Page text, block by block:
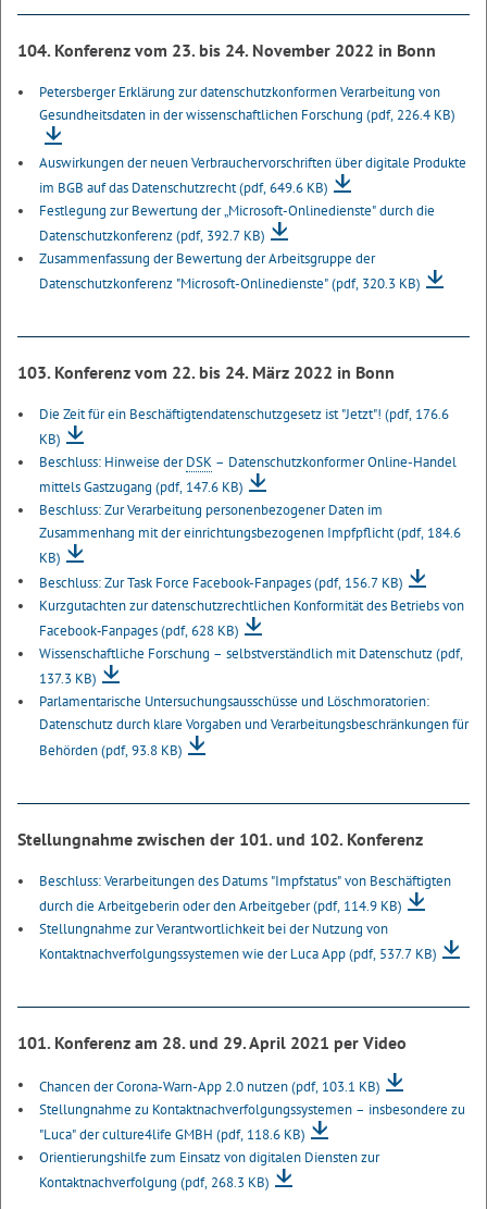
104. Konferenz vom 23. bis 24. November 2022 in Bonn
Petersberger Erklärung zur datenschutzkonformen Verarbeitung von
Gesundheitsdaten in der wissenschaftlichen Forschung (pdf, 226.4 KB)
Auswirkungen der neuen Verbrauchervorschriften über digitale Produkte
im BGB auf das Datenschutzrecht(pdf, 649.6 KB)
Festlegung zur Bewertung der „Microsoft-Onlinedienste" durch die
Datenschutzkonferenz(pdf, 392.7 KB)
Zusammenfassung der Bewertung der Arbeitsgruppe der
Datenschutzkonferenz "Microsoft-Onlinedienste"(pdf, 320.3 KB)
103. Konferenz vom 22. bis 24. März 2022 in Bonn
Die Zeit für ein Beschäftigtendatenschutzgesetz ist "Jetzt"! (pdf, 176.6
KB)
Beschluss: Hinweise derDSK – Datenschutzkonformer Online-Handel
mittels Gastzugang (pdf, 147.6 KB)
Beschluss: Zur Verarbeitung personenbezogener Daten im
Zusammenhang mit der einrichtungsbezogenen Impfpflicht(pdf, 184.6
KB)
Beschluss: Zur Task Force Facebook-Fanpages(pdf, 156.7 KB)
Kurzgutachten zur datenschutzrechtlichen Konformität des Betriebs von
Facebook‐Fanpages(pdf, 628 KB)
Wissenschaftliche Forschung – selbstverständlich mit Datenschutz(pdf,
137.3 KB)
Parlamentarische Untersuchungsausschüsse und Löschmoratorien:
Datenschutz durch klare Vorgaben und Verarbeitungsbeschränkungen für
Behörden(pdf, 93.8 KB)
Stellungnahme zwischen der 101. und 102. Konferenz
Beschluss: Verarbeitungen des Datums "Impfstatus" von Beschäftigten
durch die Arbeitgeberin oder den Arbeitgeber(pdf, 114.9 KB)
Stellungnahme zur Verantwortlichkeit bei der Nutzung von
Kontaktnachverfolgungssystemen wie der Luca App(pdf, 537.7 KB)
101. Konferenz am 28. und 29. April 2021 per Video
Chancen der Corona-Warn-App 2.0 nutzen(pdf, 103.1 KB)
Stellungnahme zu Kontaktnachverfolgungssystemen – insbesondere zu
"Luca" der culture4life GMBH (pdf, 118.6 KB)
Orientierungshilfe zum Einsatz von digitalen Diensten zur
Kontaktnachverfolgung (pdf, 268.3 KB)